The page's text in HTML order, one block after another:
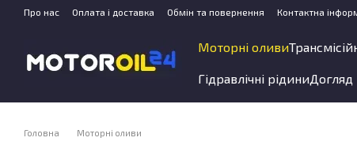
Перейти до основного контенту
Про нас Оплата і доставка Обмін та повернення Контактна
Моторні оливи
Гідравлічні рідиниДогляд
Головна Моторні оливи